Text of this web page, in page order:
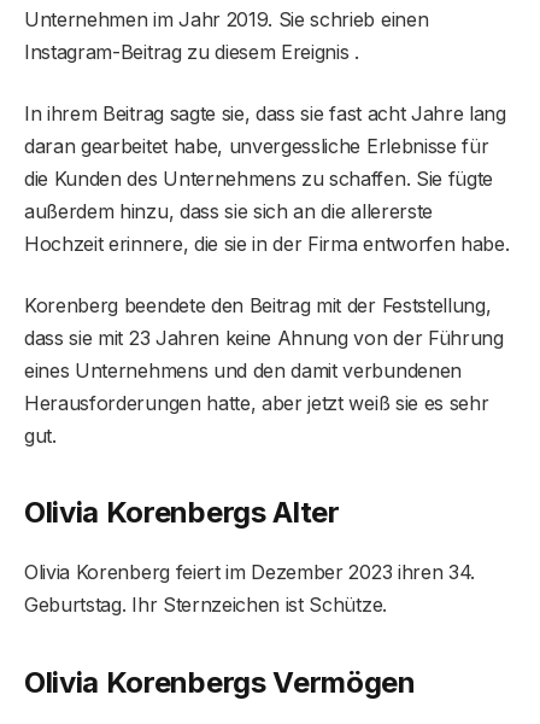
Unternehmen im Jahr 2019. Sie schrieb einen
Instagram-Beitrag zu diesem Ereignis .
In ihrem Beitrag sagte sie, dass sie fast acht Jahre lang
daran gearbeitet habe, unvergessliche Erlebnisse für
die Kunden des Unternehmens zu schaffen. Sie fügte
außerdem hinzu, dass sie sich an die allererste
Hochzeit erinnere, die sie in der Firma entworfen habe.
Korenberg beendete den Beitrag mit der Feststellung,
dass sie mit 23 Jahren keine Ahnung von der Führung
eines Unternehmens und den damit verbundenen
Herausforderungen hatte, aber jetzt weiß sie es sehr
gut.
Olivia Korenbergs Alter
Olivia Korenberg feiert im Dezember 2023 ihren 34.
Geburtstag. Ihr Sternzeichen ist Schütze.
Olivia Korenbergs Vermögen